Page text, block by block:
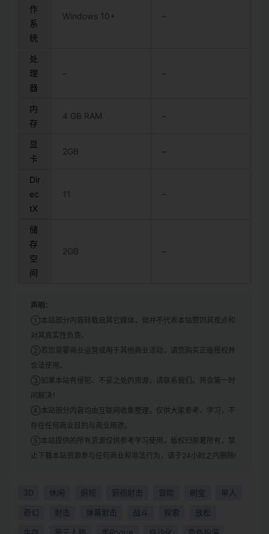
作
系
统
Windows 10+ –
处
理
器
– –
内
存
4 GB RAM –
显
卡
2GB –
Dir
ec
tX
11 –
储
存
空
间
2GB –
声明：
①本站部分内容转载自其它媒体，但并不代表本站赞同其观点和
对其真实性负责。
②若您需要商业运营或用于其他商业活动，请您购买正版授权并
合法使用。
③如果本站有侵犯、不妥之处的资源，请联系我们。将会第一时
间解决！
④本站部分内容均由互联网收集整理，仅供大家参考、学习，不
存在任何商业目的与商业用途。
⑤本站提供的所有资源仅供参考学习使用，版权归原著所有，禁
止下载本站资源参与任何商业和非法行为，请于24小时之内删除!
3D 休闲 俯视 俯视射击 冒险 刷宝 单人
奇幻 射击 弹幕射击 战斗 探索 放松